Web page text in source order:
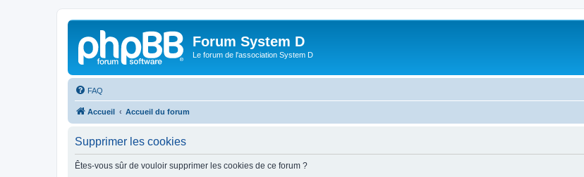
Forum System D
Le forum de l'association System D
FAQ
Accueil Accueil du forum
Supprimer les cookies
Êtes-vous sûr de vouloir supprimer les cookies de ce forum ?